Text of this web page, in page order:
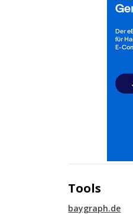
Tools
baygraph.de